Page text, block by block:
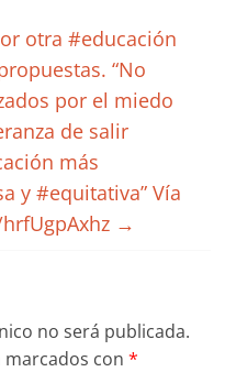
otra #educación
“No
por el miedo
de salir
más
y #equitativa” Vía
→
no será publicada.
marcados con*